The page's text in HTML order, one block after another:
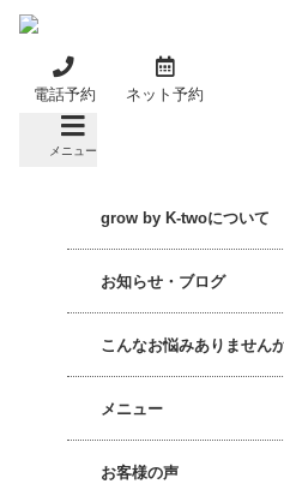
Skip
content電話予約 ネット予約
メニュー
grow by K-twoについて
お知らせ・ブログ
こんなお悩みありません
メニュー
お客様の声